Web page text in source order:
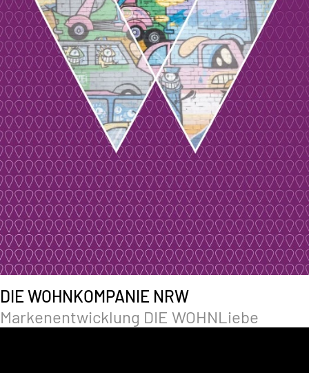
DIE WOHNKOMPANIE NRW
Markenentwicklung DIE WOHNLiebe